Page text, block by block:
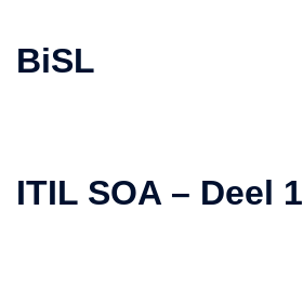
BiSL
ITIL SOA – Deel 1